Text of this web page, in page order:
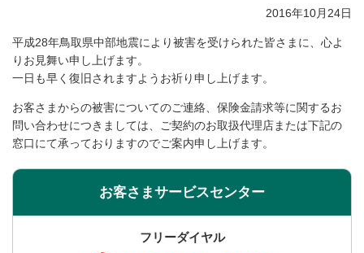
2016年10月24日
平成28年鳥取県中部地震により被害を受けられた皆さまに、心よ
りお見舞い申し上げます。
一日も早く復旧されますようお祈り申し上げます。
お客さまからの被害についてのご連絡、保険金請求等に関するお
問い合わせにつきましては、ご契約のお取扱代理店または下記の
窓口にて承っておりますのでご案内申し上げます。
お客さまサービスセンター
フリーダイヤル